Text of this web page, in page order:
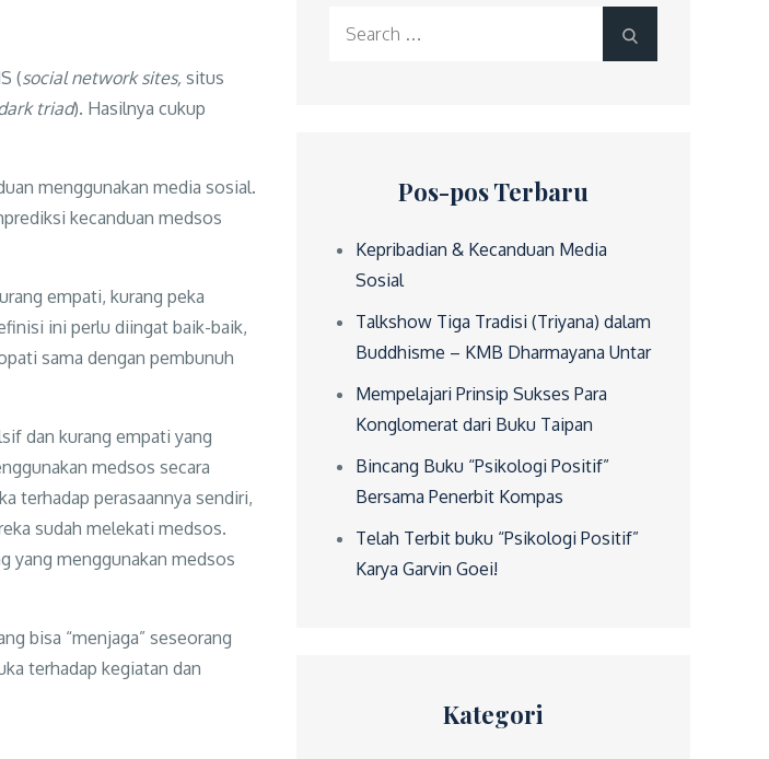
(social network sites, situs
triad). Hasilnya cukup
menggunakan media sosial.
kecanduan medsos
empati, kurang peka
ini perlu diingat baik-baik,
sama dengan pembunuh
dan kurang empati yang
medsos secara
terhadap perasaannya sendiri,
sudah melekati medsos.
yang menggunakan medsos
bisa “menjaga” seseorang
terhadap kegiatan dan
Pos-pos Terbaru
Kepribadian & Kecanduan Media
Sosial
Talkshow Tiga Tradisi (Triyana) dalam
Buddhisme – KMB Dharmayana Untar
Mempelajari Prinsip Sukses Para
Konglomerat dari Buku Taipan
Bincang Buku “Psikologi Positif”
Bersama Penerbit Kompas
Telah Terbit buku “Psikologi Positif”
Karya Garvin Goei!
Kategori